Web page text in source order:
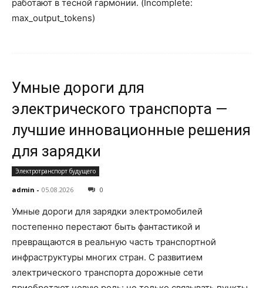
работают в тесной гармонии. (Incomplete:
max_output_tokens)
Умные дороги для
электрического транспорта —
лучшие инновационные решения
для зарядки
Электротранспорт будущего
admin - 05.08.2026 0
Умные дороги для зарядки электромобилей
постепенно перестают быть фантастикой и
превращаются в реальную часть транспортной
инфраструктуры многих стран. С развитием
электрического транспорта дорожные сети